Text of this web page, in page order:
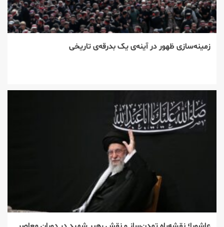
زمینه‌سازی ظهور در آینه‌ی یک بدرقه‌ی تاریخی